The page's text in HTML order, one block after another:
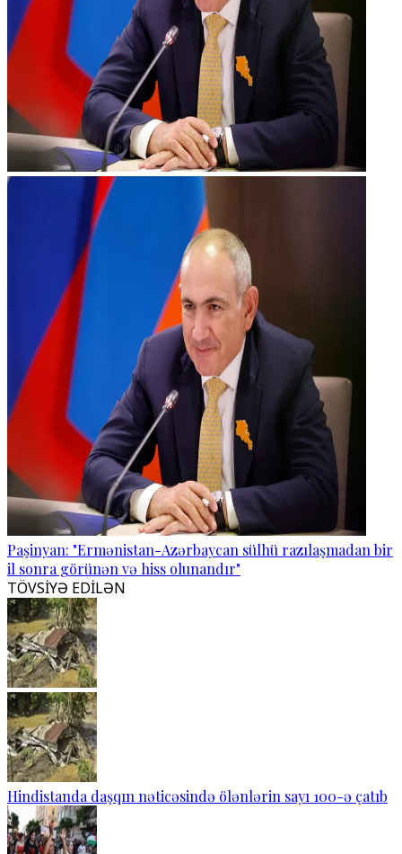
Paşinyan: "Ermənistan-Azərbaycan sülhü razılaşmadan bir
il sonra görünən və hiss olunandır"
TÖVSİYƏ EDİLƏN
Hindistanda daşqın nəticəsində ölənlərin sayı 100-ə çatıb